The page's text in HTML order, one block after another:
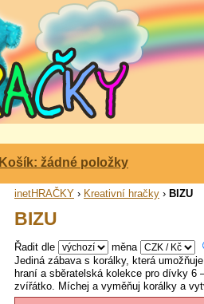
Košík: žádné položky
inetHRAČKY › Kreativní hračky › BIZU
BIZU
Řadit dle
měna
Jediná zábava s korálky, která
hraní a sběratelská kolekce pro dívky 6
zvířátko. Míchej a vyměňuj korálky a